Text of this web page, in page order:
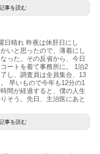
事を読む
晴れ 昨夜は休肝日にし
いと思ったので、薄着にし
った。その反省から、今日
ートを着て事務所に。 1泊2
し、調査員は全員集合、13
早いもので今年も12分の1
間が経過すると、僕の人生
そう。先日、主治医にあと
事を読む